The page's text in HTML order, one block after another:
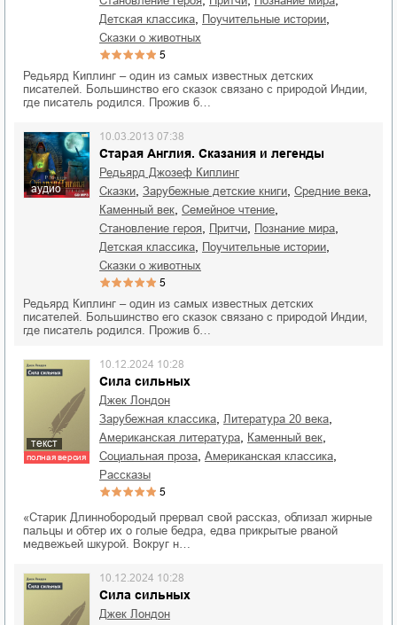
детская классика поучительные истории
сказки о животных
5
Редьярд Киплинг – один из самых известных детских
писателей. Большинство его сказок связано с природой Индии,
где писатель родился. Прожив б…
аудио
Старая Англия. Сказания и легенды
10.03.2013 07:38
Редьярд Джозеф Киплинг
сказки
зарубежные детские книги Средние века
каменный век семейное чтение
становление героя притчи познание мира
детская классика поучительные истории
сказки о животных
5
Редьярд Киплинг – один из самых известных детских
писателей. Большинство его сказок связано с природой Индии,
где писатель родился. Прожив б…
текст
полная версия
Сила сильных
10.12.2024 10:28
Джек Лондон
зарубежная классика
литература 20 века
американская литература каменный век
социальная проза американская классика
рассказы
5
«Старик Длиннобородый прервал свой рассказ, облизал жирные
пальцы и обтер их о голые бедра, едва прикрытые рваной
медвежьей шкурой. Вокруг н…
Сила сильных
10.12.2024 10:28
Джек Лондон